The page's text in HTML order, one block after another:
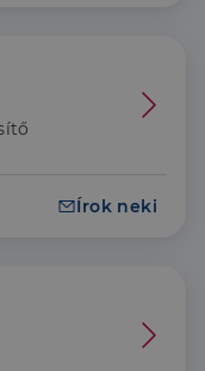
Írok neki